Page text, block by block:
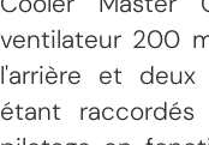
ventilateur 200
l'arrière et
étant